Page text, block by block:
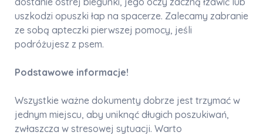
uszkodzi opuszki łap na spacerze. Zalecamy zabranie
ze sobą apteczki pierwszej pomocy, jeśli
podróżujesz z psem.
Podstawowe informacje!
Wszystkie ważne dokumenty dobrze jest trzymać w
jednym miejscu, aby uniknąć długich poszukiwań,
zwłaszcza w stresowej sytuacji. Warto